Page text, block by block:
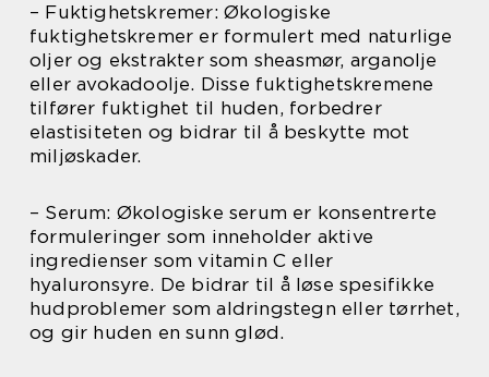
– Fuktighetskremer: Økologiske
fuktighetskremer er formulert med naturlige
oljer og ekstrakter som sheasmør, arganolje
eller avokadoolje. Disse fuktighetskremene
tilfører fuktighet til huden, forbedrer
elastisiteten og bidrar til å beskytte mot
miljøskader.
– Serum: Økologiske serum er konsentrerte
formuleringer som inneholder aktive
ingredienser som vitamin C eller
hyaluronsyre. De bidrar til å løse spesifikke
hudproblemer som aldringstegn eller tørrhet,
og gir huden en sunn glød.